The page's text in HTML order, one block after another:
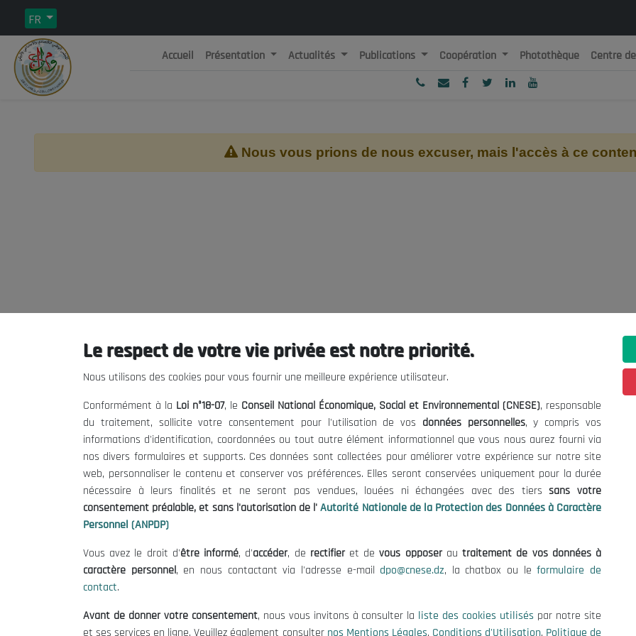
FR
République Algérienne Démocratique et Populaire
Accueil Présentation Actualités Publications Coopération Photothèque Centre
Nous vous prions de nous excuser, mais l'accès à ce
Le CNESE
Le président
Organisation
Publications
Informations utiles
Mentions Légales
Conditions d'Utilisation
Politique de Protection des Données
Politique des Cookies
contact@cnese.dz
Suggestions ou Initiatives ?
Newsletter
Inscrivez-vous, soyez le premier à
nos dernières nouvelles.
Suivez-Nous!
© 2026 Conseil National Économique, Social et Environnemental
Le respect de votre vie privée est notre priorité.
Nous utilisons des cookies pour vous fournir une meilleure expérience utilisateur.
Conformément à la Loi n°18-07, le Conseil National Économique, Social et Environnemental (CNESE), responsable
du traitement, sollicite votre consentement pour l'utilisation de vos données personnelles, y compris vos
informations d'identification, coordonnées ou tout autre élément informationnel que vous nous aurez fourni via
nos divers formulaires et supports. Ces données sont collectées pour améliorer votre expérience sur notre site
web, personnaliser le contenu et conserver vos préférences. Elles seront conservées uniquement pour la durée
nécessaire à leurs finalités et ne seront pas vendues, louées ni échangées avec des tierssans votre
consentement préalable, et sans l'autorisation de l' Autorité Nationale de la Protection des Données à Caractère
Personnel (ANPDP)
Vous avez le droit d'être informé, d'accéder, de rectifieret devous opposerautraitement de vos données à
caractère personnel, en nous contactant via l'adresse e-mail dpo@cnese.dz, la chatbox ou leformulaire de
contact.
Avant de donner votre consentement, nous vous invitons à consulter la liste des cookies utilisés par notre site
et ses services en ligne. Veuillez également consulter nos Mentions Légales, Conditions d'Utilisation, Politique de